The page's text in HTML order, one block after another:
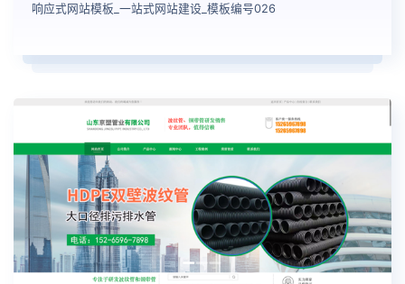
响应式网站模板_一站式网站建设_模板编号026